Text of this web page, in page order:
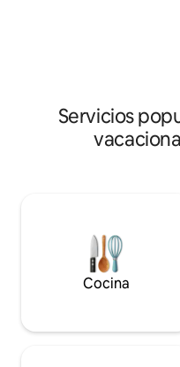
Garaje para equipo
Servicios
Cocina